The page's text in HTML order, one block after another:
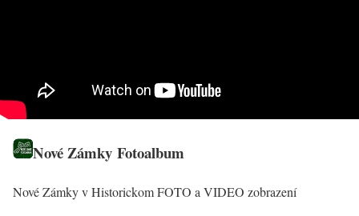
Nové Zámky Fotoalbum
Nové Zámky v Historickom FOTO a VIDEO zobrazení